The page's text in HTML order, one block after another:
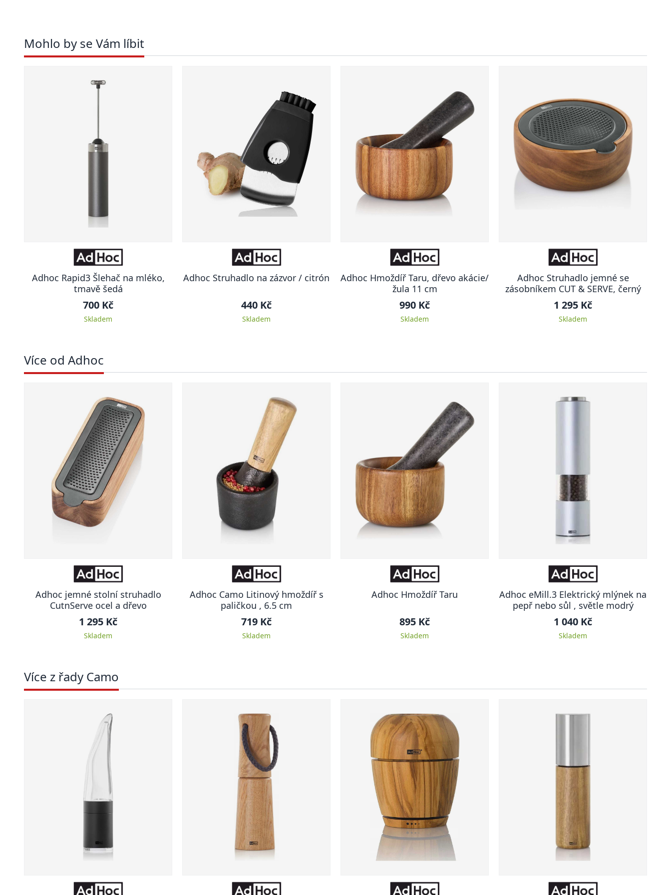
Mohlo by se Vám líbit
Adhoc Rapid3 Šlehač na mléko,
tmavě šedá
700 Kč
Skladem
Adhoc Struhadlo na zázvor / citrón
440 Kč
Skladem
Adhoc Hmoždíř Taru, dřevo akácie/
žula 11 cm
990 Kč
Skladem
Adhoc Struhadlo jemné se
zásobníkem CUT & SERVE, černý
1 295 Kč
Skladem
Více od Adhoc
Adhoc jemné stolní struhadlo
CutnServe ocel a dřevo
1 295 Kč
Skladem
Adhoc Camo Litinový hmoždíř s
paličkou , 6.5 cm
719 Kč
Skladem
Adhoc Hmoždíř Taru
895 Kč
Skladem
Adhoc eMill.3 Elektrický mlýnek na
pepř nebo sůl , světle modrý
1 040 Kč
Skladem
Více z řady Camo